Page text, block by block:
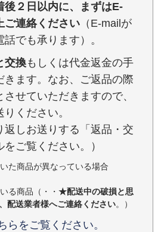
後２日以内に、まずはE-
ご連絡ください （E-mailが
でも承ります）。
交換もしくは代金返金の手
きます。なお、ご返品の際
せていただきますので、
ください。
返しお送りする「返品・交
ご覧ください。）
た商品が異なっている場合
る商品（・・ ★配送中の破損と思
配送業者様へご連絡ください。）
をご覧ください。